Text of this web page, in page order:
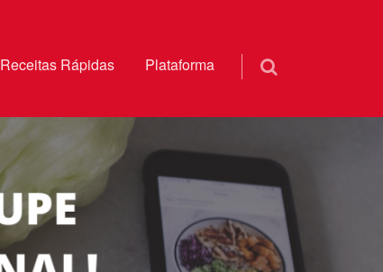
Receitas Rápidas Plataforma